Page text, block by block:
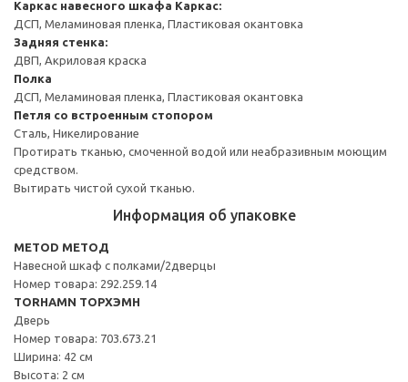
Каркас навесного шкафа Каркас:
ДСП, Меламиновая пленка, Пластиковая окантовка
Задняя стенка:
ДВП, Акриловая краска
Полка
ДСП, Меламиновая пленка, Пластиковая окантовка
Петля со встроенным стопором
Сталь, Никелирование
Протирать тканью, смоченной водой или неабразивным моющим
средством.
Вытирать чистой сухой тканью.
Информация об упаковке
METOD МЕТОД
Навесной шкаф с полками/2дверцы
Номер товара: 292.259.14
TORHAMN ТОРХЭМН
Дверь
Номер товара: 703.673.21
Ширина: 42 см
Высота: 2 см